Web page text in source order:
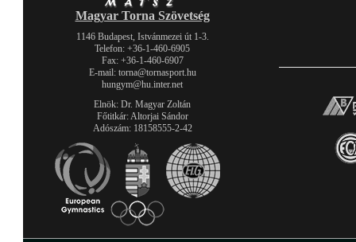
Magyar Torna Szövetség
1146 Budapest, Istvánmezei út 1-3.
Telefon: +36-1-460-6905
Fax: +36-1-460-6907
E-mail: torna@tornasport.hu
hungym@hu.inter.net
Elnök: Dr. Magyar Zoltán
Főtitkár: Altorjai Sándor
Adószám: 18158555-2-42